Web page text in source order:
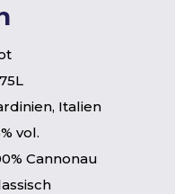
Italien
vol.
Cannonau